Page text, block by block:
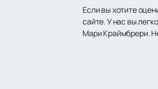
Если вы хотите
сайте. У нас вы
Мари Краймбрери.